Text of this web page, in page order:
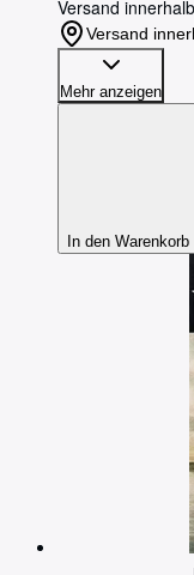
Versand
Versand
Mehr anzeigen
In den Warenkorb